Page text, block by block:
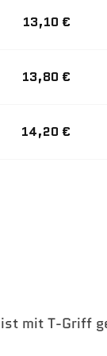
13,10 €
13,80 €
14,20 €
mit T-Griff